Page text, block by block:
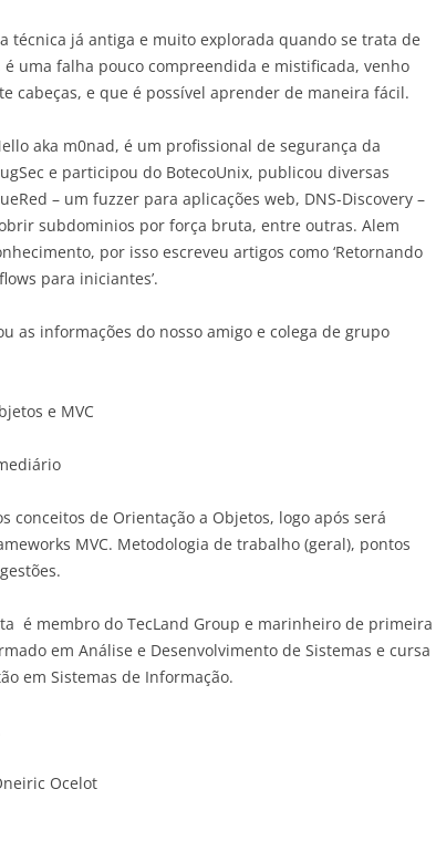
técnica já antiga e muito explorada quando se trata de
uma falha pouco compreendida e mistificada, venho
cabeças, e que é possível aprender de maneira fácil.
aka m0nad, é um profissional de segurança da
e participou do BotecoUnix, publicou diversas
– um fuzzer para aplicações web, DNS-Discovery –
subdominios por força bruta, entre outras. Alem
por isso escreveu artigos como ‘Retornando
para iniciantes’.
as informações do nosso amigo e colega de grupo
e MVC
conceitos de Orientação a Objetos, logo após será
MVC. Metodologia de trabalho (geral), pontos
é membro do TecLand Group e marinheiro de primeira
em Análise e Desenvolvimento de Sistemas e cursa
em Sistemas de Informação.
Ocelot